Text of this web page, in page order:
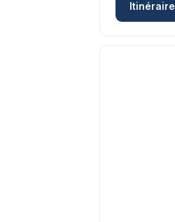
Itinéraire